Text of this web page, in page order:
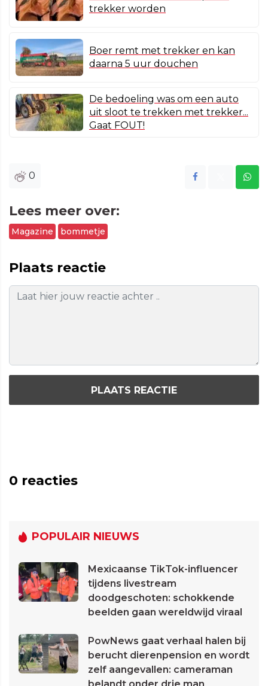
trekker worden
Boer remt met trekker en kan
daarna 5 uur douchen
De bedoeling was om een auto
uit sloot te trekken met trekker...
Gaat FOUT!
0
Lees meer over:
Magazine bommetje
Plaats reactie
PLAATS REACTIE
0 reacties
POPULAIR NIEUWS
Mexicaanse TikTok-influencer
tijdens livestream
doodgeschoten: schokkende
beelden gaan wereldwijd viraal
PowNews gaat verhaal halen bij
berucht dierenpension en wordt
zelf aangevallen: cameraman